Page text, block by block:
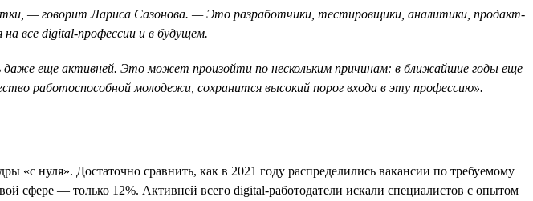
— говорит Лариса Сазонова. — Это разработчики, тестировщики, аналитики, продакт-
все digital-профессии и в будущем.
даже еще активней. Это может произойти по нескольким причинам: в ближайшие годы еще
работоспособной молодежи, сохранится высокий порог входа в эту профессию».
нуля». Достаточно сравнить, как в 2021 году распределились вакансии по требуемому
сфере — только 12%. Активней всего digital-работодатели искали специалистов с опытом